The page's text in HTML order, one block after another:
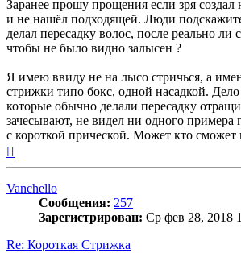
Заранее прошу прощения если зря создал
и не нашёл подходящей. Люди
делал пересадку волос, после реально ли
чтобы не было видно залысен ?
Я имею ввиду не на лысо стричься, а
стрижки типо бокс, одной насадкой.
которые обычно делали пересадку
зачесывают, не видел ни одного примера
с короткой прической. Может кто сможет
Vanchello
Сообщения: 257
Зарегистрирован: Ср фев 28, 2018
Re: Короткая Стрижка